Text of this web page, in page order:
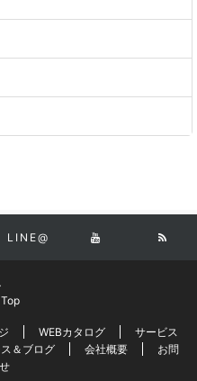
LINE@
WEBカタログ
サービス
＆ブログ 会社概要
お問